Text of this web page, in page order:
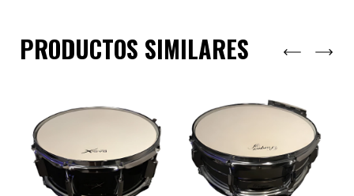
PRODUCTOS SIMILARES